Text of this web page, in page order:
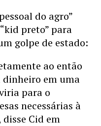
do agro”
preto” para
golpe de estado:
ao então
em uma
para o
necessárias à
disse Cid em